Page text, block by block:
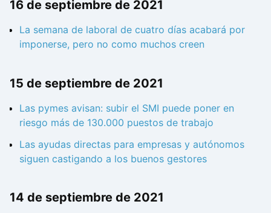
16 de septiembre de 2021
La semana de laboral de cuatro días acabará por
imponerse, pero no como muchos creen
15 de septiembre de 2021
Las pymes avisan: subir el SMI puede poner en
riesgo más de 130.000 puestos de trabajo
Las ayudas directas para empresas y autónomos
siguen castigando a los buenos gestores
14 de septiembre de 2021